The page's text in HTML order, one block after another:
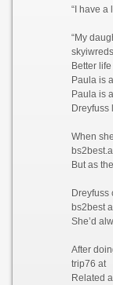
“I have a lot more life here,” Dreyfuss,
“My daughter came to visit
Better life
Paula is able to live a
Paula is able to live a
Dreyfuss loves the local food and
When she began teaching
But as the years
Dreyfuss considered moving
bs2best
She’d always dreamed of
After doing some research into
trip76 at
Related